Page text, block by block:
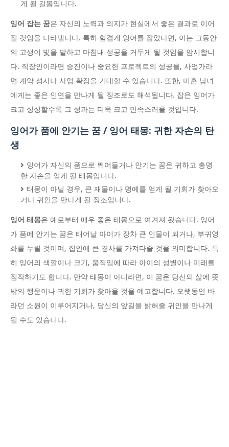
게 될 길몽입니다.
잉어 잡는 꿈은 자신의 노력과 의지가 현실에서 좋은 결과로 이어
질 것임을 나타냅니다. 특히 힘겹게 잉어를 잡았다면, 이는 그동안
의 고생이 빛을 발하고 마침내 성공을 거두게 될 것임을 암시합니
다. 직장인이라면 승진이나 중요한 프로젝트의 성공을, 사업가라
면 계약 성사나 사업 확장을 기대할 수 있습니다. 또한, 미혼 남녀
에게는 좋은 인연을 만나게 될 징조로도 해석됩니다. 잡은 잉어가
크고 싱싱할수록 그 성과는 더욱 크고 만족스러울 것입니다.
잉어가 품에 안기는 꿈 / 잉어 태몽: 귀한 자손의 탄
생
잉어가 자신의 품으로 뛰어들거나 안기는 꿈은 귀하고 총명
한 자손을 얻게 될 태몽입니다.
태몽이 아닐 경우, 큰 재물이나 명예를 얻게 될 기회가 찾아오
거나 귀인을 만나게 될 징조입니다.
잉어 태몽은 예로부터 매우 좋은 태몽으로 여겨져 왔습니다. 잉어
가 품에 안기는 꿈은 태어날 아이가 장차 큰 인물이 되거나, 부귀영
화를 누릴 것이며, 집안에 큰 경사를 가져다줄 것을 의미합니다. 특
히 잉어의 색깔이나 크기, 움직임에 따라 아이의 성별이나 미래를
짐작하기도 합니다. 만약 태몽이 아니라면, 이 꿈은 당신의 삶에 뜻
밖의 행운이나 귀한 기회가 찾아올 것을 예고합니다. 오랫동안 바
라던 소원이 이루어지거나, 당신의 앞길을 밝혀줄 귀인을 만나게
될 수도 있습니다.